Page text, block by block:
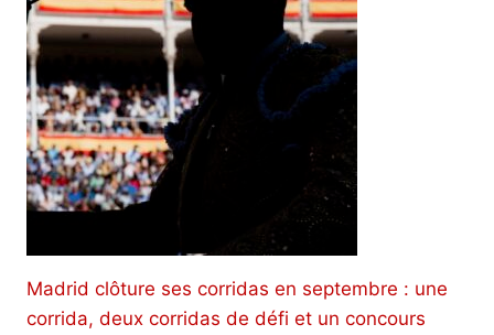
Madrid clôture ses corridas en septembre : une
corrida, deux corridas de défi et un concours